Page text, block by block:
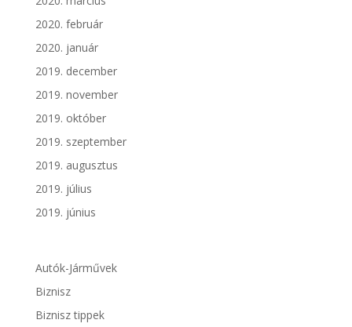
2020. február
2020. január
2019. december
2019. november
2019. október
2019. szeptember
2019. augusztus
2019. július
2019. június
Autók-Járművek
Biznisz
Biznisz tippek